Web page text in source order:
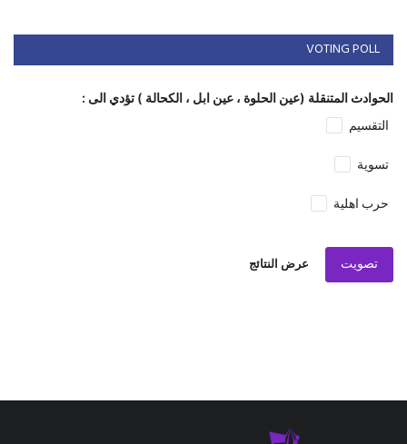
VOTING POLL
الحوادث المتنقلة (عين الحلوة ، عين ابل ، الكحالة ) تؤدي الى :
التقسيم
تسوية
حرب اهلية
تصويت عرض النتائج